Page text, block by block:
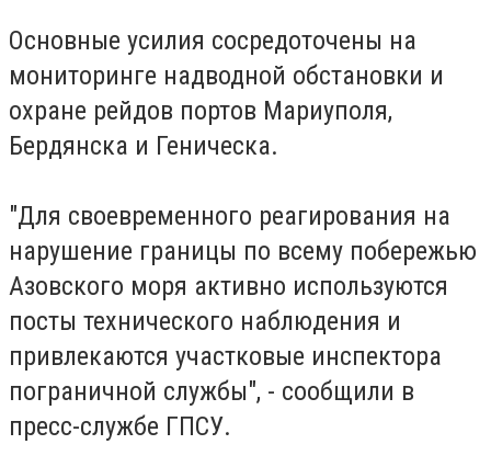
Основные усилия сосредоточены на
мониторинге надводной обстановки и
охране рейдов портов Мариуполя,
Бердянска и Геническа.
"Для своевременного реагирования на
нарушение границы по всему побережью
Азовского моря активно используются
посты технического наблюдения и
привлекаются участковые инспектора
пограничной службы", - сообщили в
пресс-службе ГПСУ.